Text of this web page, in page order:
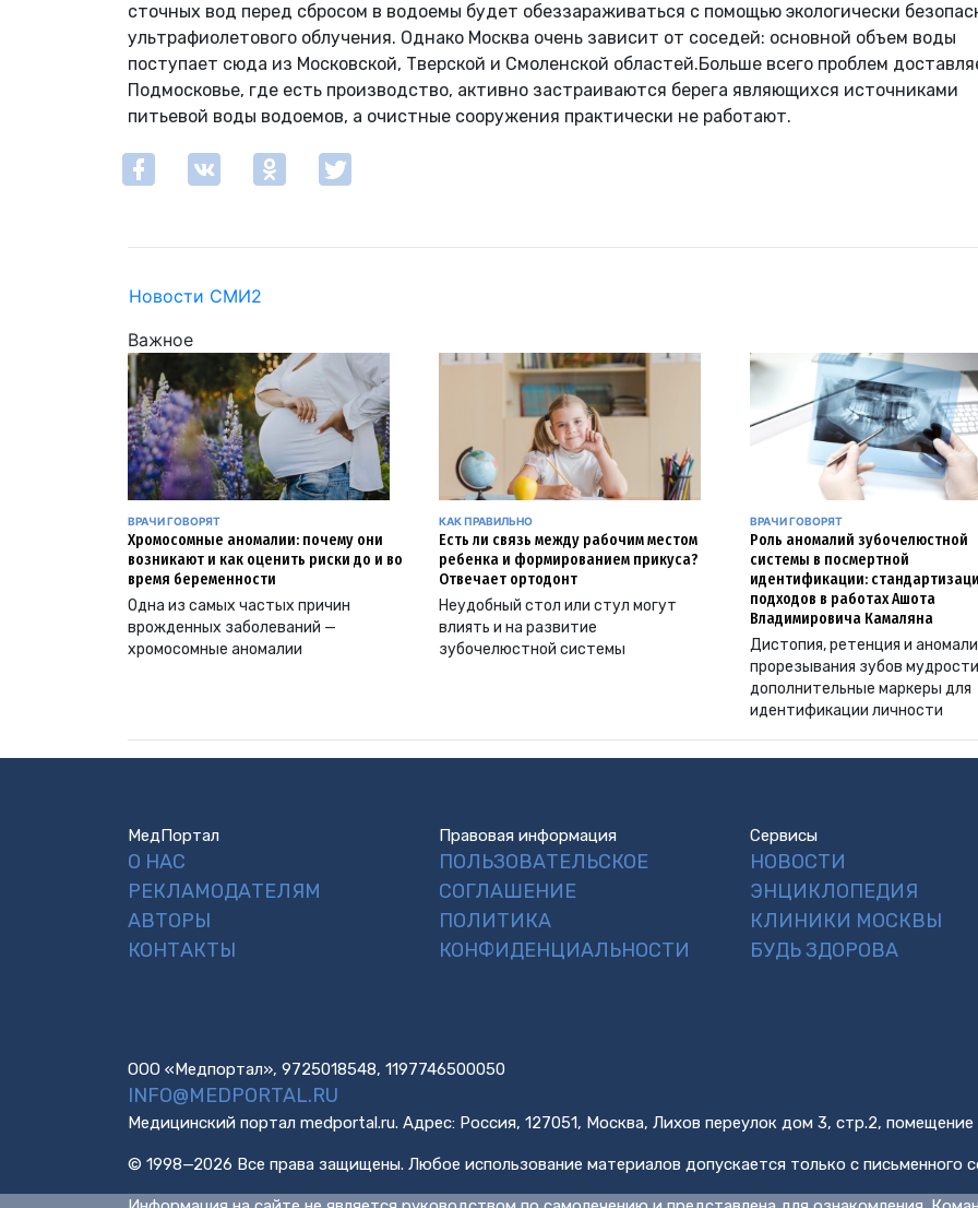
сточных вод перед сбросом в водоемы будет обеззараживаться с помощью экологически
ультрафиолетового облучения. Однако Москва очень зависит от соседей: основной объем воды
поступает сюда из Московской, Тверской и Смоленской областей.Больше всего проблем
Подмосковье, где есть производство, активно застраиваются берега являющихся источниками
питьевой воды водоемов, а очистные сооружения практически не работают.
Новости СМИ2
Важное
ВРАЧИ ГОВОРЯТ
Хромосомные аномалии: почему они
возникают и как оценить риски до и во
время беременности
Одна из самых частых причин
врожденных заболеваний —
хромосомные аномалии
КАК ПРАВИЛЬНО
Есть ли связь между рабочим местом
ребенка и формированием прикуса?
Отвечает ортодонт
Неудобный стол или стул могут
влиять и на развитие
зубочелюстной системы
ВРАЧИ ГОВОРЯТ
Роль аномалий зубочелюстной
системы в посмертной
идентификации:
подходов в работах Ашота
Владимировича Камаляна
Дистопия, ретенция и
прорезывания зубов
дополнительные маркеры для
идентификации личности
МедПортал
О НАС
РЕКЛАМОДАТЕЛЯМ
АВТОРЫ
КОНТАКТЫ
Правовая информация
ПОЛЬЗОВАТЕЛЬСКОЕ
СОГЛАШЕНИЕ
ПОЛИТИКА
КОНФИДЕНЦИАЛЬНОСТИ
Сервисы
НОВОСТИ
ЭНЦИКЛОПЕДИЯ
КЛИНИКИ МОСКВЫ
БУДЬ ЗДОРОВА
ООО «Медпортал», 9725018548, 1197746500050
INFO@MEDPORTAL.RU
Медицинский портал medportal.ru. Адрес: Россия, 127051, Москва, Лихов переулок дом 3, стр.2, помещение
© 1998—2026 Все права защищены. Любое использование материалов допускается только с письменного